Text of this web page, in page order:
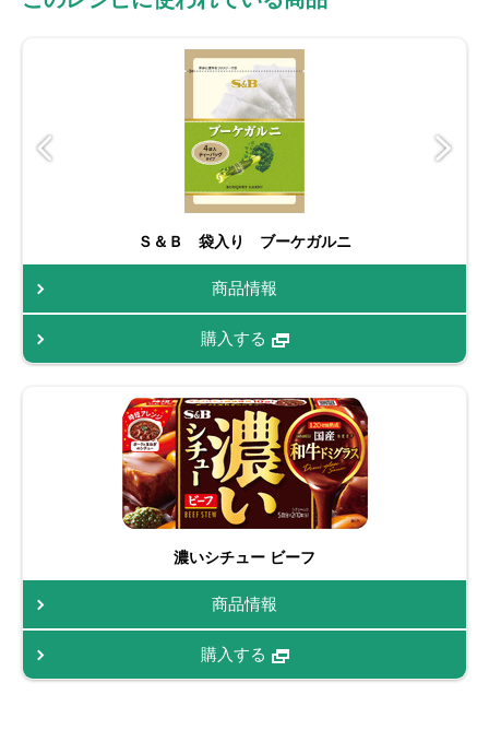
Ｓ＆Ｂ 袋入り ブーケガルニ
商品情報
購入する
濃いシチュー ビーフ
商品情報
購入する